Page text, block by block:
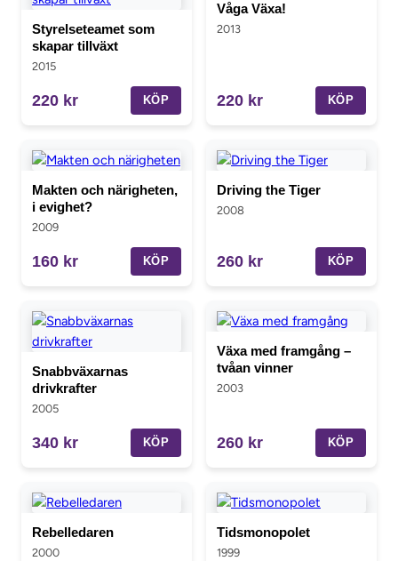
Styrelseteamet som
skapar tillväxt
2015
220 kr KÖP
Våga Växa!
2013
220 kr KÖP
Makten och närigheten,
i evighet?
2009
160 kr KÖP
Driving the Tiger
2008
260 kr KÖP
Snabbväxarnas
drivkrafter
2005
340 kr KÖP
Växa med framgång –
tvåan vinner
2003
260 kr KÖP
Rebelledaren
2000
Tidsmonopolet
1999